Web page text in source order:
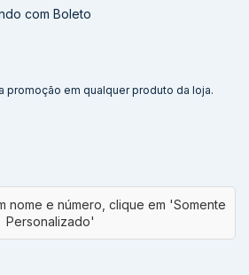
com Boleto
promoção em qualquer produto da loja.